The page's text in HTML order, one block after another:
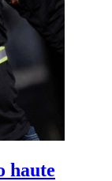
haute